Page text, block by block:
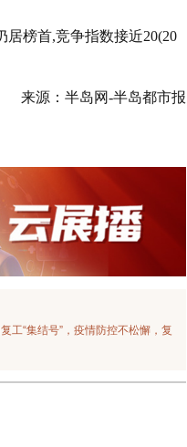
居榜首,竞争指数接近20(20
来源：半岛网-半岛都市报
工“集结号”，疫情防控不松懈，复